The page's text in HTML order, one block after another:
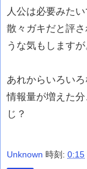
人公は必要みた
散々ガキだと評さ
うな気もします
あれからいろい
情報量が増えた
じ？
Unknown 時刻: 0:15